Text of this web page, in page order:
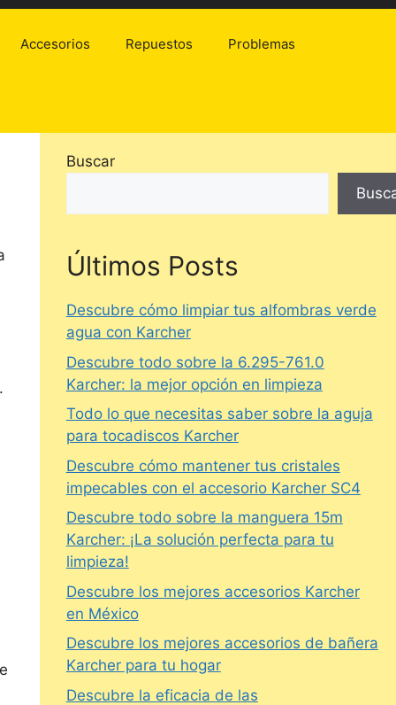
Accesorios Repuestos Problemas
Buscar
Últimos Posts
Descubre cómo limpiar tus alfombras verde
agua con Karcher
Descubre todo sobre la 6.295-761.0
Karcher: la mejor opción en limpieza
Todo lo que necesitas saber sobre la aguja
para tocadiscos Karcher
Descubre cómo mantener tus cristales
impecables con el accesorio Karcher SC4
Descubre todo sobre la manguera 15m
Karcher: ¡La solución perfecta para tu
limpieza!
Descubre los mejores accesorios Karcher
en México
Descubre los mejores accesorios de bañera
Karcher para tu hogar
Descubre la eficacia de las